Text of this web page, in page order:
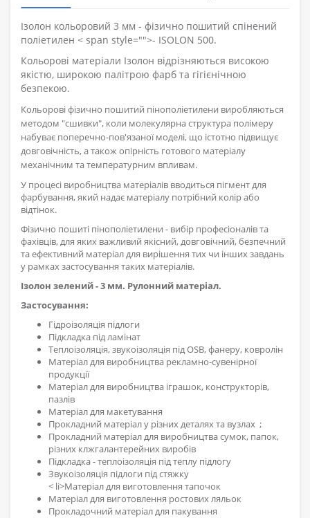
Ізолон кольоровий 3 мм - фізично пошитий спінений
поліетилен < span style="">- ISOLON 500.
Кольорові матеріали Ізолон відрізняються високою
якістю, широкою палітрою фарб та гігієнічною
безпекою.
Кольорові фізично пошитий пінополіетилени виробляються
методом "сшивки", коли молекулярна структура полімеру
набуває поперечно-пов'язаної моделі, що істотно підвищує
довговічність, а також опірність готового матеріалу
механічним та температурним впливам.
У процесі виробництва матеріалів вводиться пігмент для
фарбування, який надає матеріалу потрібний колір або
відтінок.
Фізично пошиті пінополіетилени - вибір професіоналів та
фахівців, для яких важливий якісний, довговічний, безпечний
та ефективний матеріал для вирішення тих чи інших завдань
у рамках застосування таких матеріалів.
Ізолон зелений- 3 мм. Рулонний матеріал.
Застосування:
Гідроізоляція підлоги
Підкладка під ламінат
Теплоізоляція, звукоізоляція під OSB, фанеру, ковролін
Матеріал для виробництва рекламно-сувенірної
продукції
Матеріал для виробництва іграшок, конструкторів,
пазлів
Матеріал для макетування
Прокладний матеріал у різних деталях та вузлах ;
Прокладний матеріал для виробництва сумок, папок,
різних клжгалантерейних виробів
Підкладка - теплоізоляція під теплу підлогу
Звукоізоляція підлоги під стяжку
< li>Матеріал для виготовлення тапочок
Матеріал для виготовлення ростових ляльок
Прокладочний матеріал для пакування